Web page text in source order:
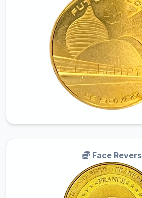
Face Revers